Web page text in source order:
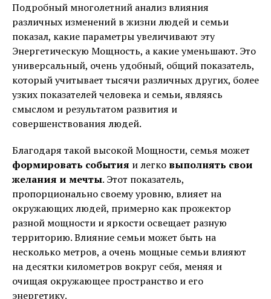
Подробный многолетний анализ влияния
различных изменений в жизни людей и семьи
показал, какие параметры увеличивают эту
Энергетическую Мощность, а какие уменьшают. Это
универсальный, очень удобный, общий показатель,
который учитывает тысячи различных других, более
узких показателей человека и семьи, являясь
смыслом и результатом развития и
совершенствования людей.
Благодаря такой высокой Мощности, семья может
формировать события и легко выполнять свои
желания и мечты. Этот показатель,
пропорционально своему уровню, влияет на
окружающих людей, примерно как прожектор
разной мощности и яркости освещает разную
территорию. Влияние семьи может быть на
несколько метров, а очень мощные семьи влияют
на десятки километров вокруг себя, меняя и
очищая окружающее пространство и его
энергетику.